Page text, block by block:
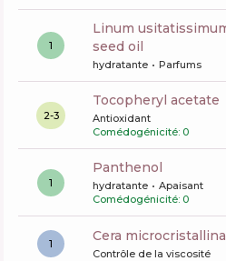
1
linum usitatissimum (linseed)
seed oil
hydratante Parfums
2-3
tocopheryl acetate
Antioxidant
Comédogénicité: 0
1
panthenol
hydratante
Apaisant
Comédogénicité: 0
1 cera microcristallina
Contrôle de la viscosité